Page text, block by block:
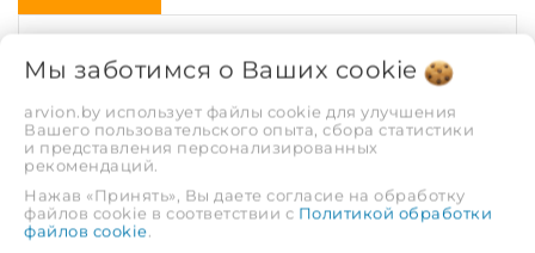
подключения к трубопроводу PPR ответвления
(ответвлений) меньшего диаметра. В
различных вариантах переход осуществляется
с 25 мм на 20 мм, с 32 мм на 20/25 мм, с 40 мм
на 20/25/32 мм, с 50 мм на 20/25/32/40 мм, с 63
мм на 20/25/32/40/50 мм. Длина тройника
Мы заботимся о Ваших cookie
arvion.by использует файлы cookie для улучшения
Вашего пользовательского опыта, сбора статистики
и представления персонализированных
рекомендаций.
Нажав «Принять», Вы даете согласие на обработку
файлов cookie в соответствии с Политикой обработки
файлов cookie.